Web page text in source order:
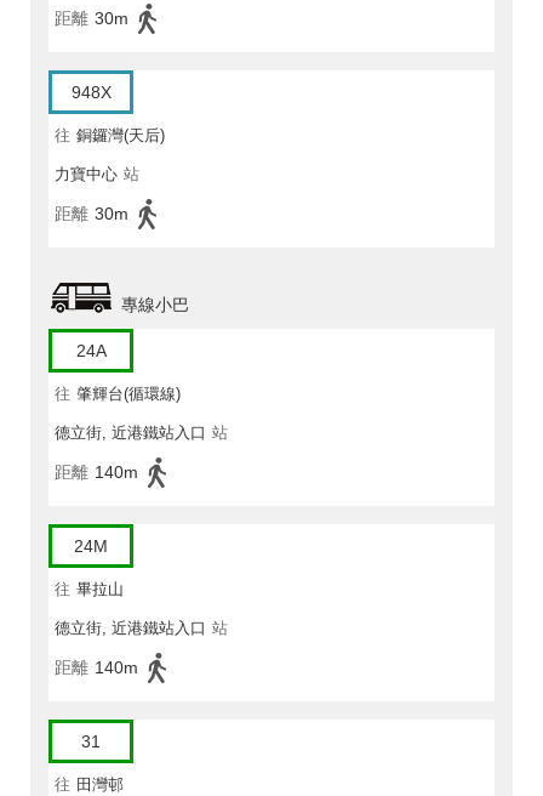
距離 30m
948X
往 銅鑼灣(天后)
力寶中心 站
距離 30m
專線小巴
24A
往 肇輝台(循環線)
德立街, 近港鐵站入口 站
距離 140m
24M
往 畢拉山
德立街, 近港鐵站入口 站
距離 140m
31
往 田灣邨